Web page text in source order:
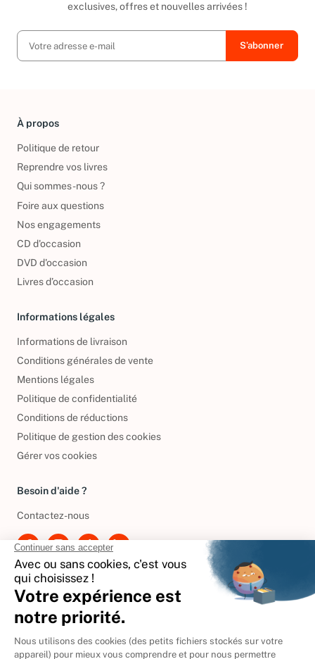
exclusives, offres et nouvelles arrivées !
À propos
Politique de retour
Reprendre vos livres
Qui sommes-nous ?
Foire aux questions
Nos engagements
CD d'occasion
DVD d'occasion
Livres d’occasion
Informations légales
Informations de livraison
Conditions générales de vente
Mentions légales
Politique de confidentialité
Conditions de réductions
Politique de gestion des cookies
Gérer vos cookies
Besoin d'aide ?
Contactez-nous
International
🇪🇸 Espagne
🇩🇪Allemagne
🇮🇹 Italie